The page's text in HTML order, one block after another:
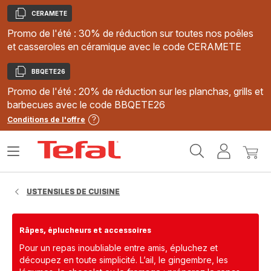
Copier
CERAMETE
Promo de l'été : 30% de réduction sur toutes nos poêles
et casseroles en céramique avec le code CERAMETE
Copier
BBQETE26
Promo de l'été : 20% de réduction sur les planchas, grills et
barbecues avec le code BBQETE26
Conditions de l'offre
MonMon
Ouvrir
USTENSILES DE CUISINE
Râpes, éplucheurs et accessoires
Pour un repas inoubliable entre amis, épluchez et
découpez en toute simplicité. L’ail, le gingembre, les